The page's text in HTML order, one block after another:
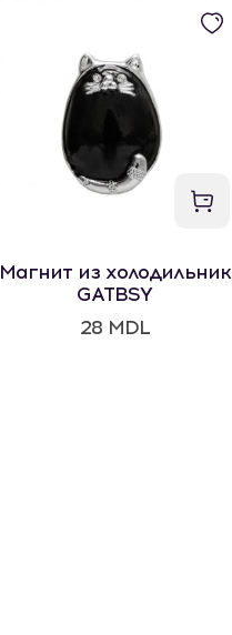
Магнит из холодильник
GATBSY
28 MDL